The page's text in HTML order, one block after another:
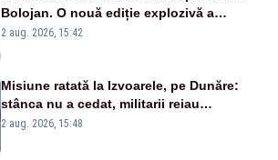
Bolojan. O nouă ediție explozivă a
emisiunii „Miza Zilei” la Realitatea PLUS
2 aug. 2026, 15:42
Misiune ratată la Izvoarele, pe Dunăre:
stânca nu a cedat, militarii reiau
detonările luni – VIDEO
2 aug. 2026, 15:48